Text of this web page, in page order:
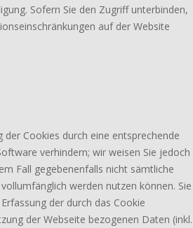
Sofern Sie den Zugriff unterbinden,
auf der Website
der Cookies durch eine entsprechende
verhindern; wir weisen Sie jedoch
Fall gegebenenfalls nicht sämtliche
werden nutzen können. Sie
der durch das Cookie
der Webseite bezogenen Daten (inkl.